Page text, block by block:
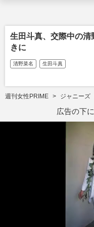
生田斗真、交際中の
きに
清野菜名 生田斗真
週刊女性PRIME ジャニーズ
広告の下